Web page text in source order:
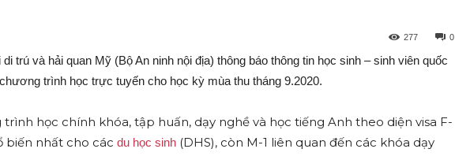
0
277
trú và hải quan Mỹ (Bộ An ninh nội địa) thông báo thông tin học sinh – sinh viên quốc
trình học trực tuyến cho học kỳ mùa thu tháng 9.2020.
học chính khóa, tập huấn, dạy nghề và học tiếng Anh theo diện visa F-
biến nhất cho các du học sinh (DHS), còn M-1 liên quan đến các khóa dạy